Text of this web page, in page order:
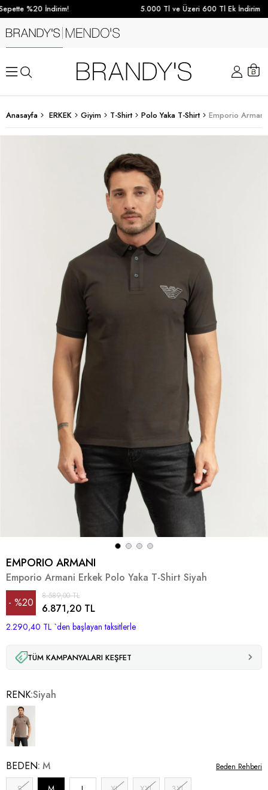
%20 İndirim! 5.000 Tl ve Üzeri 600 Tl Ek İndirim
Anasayfa ERKEK Giyim T-Shirt Polo Yaka T-Shirt Emporio Armani
EMPORIO ARMANI
Emporio Armani Erkek Polo Yaka T-Shirt Siyah
%20
İndirim
8.589,00 TL
6.871,20 TL
2.290,40 TL `den başlayan taksitlerle
TÜM KAMPANYALARI KEŞFET
RENKSiyah
BEDEN M Beden Rehberi